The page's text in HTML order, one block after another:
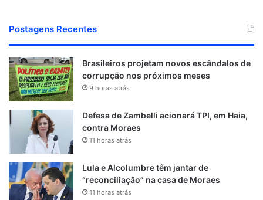
Postagens Recentes
Brasileiros projetam novos escândalos de
corrupção nos próximos meses
9 horas atrás
Defesa de Zambelli acionará TPI, em Haia,
contra Moraes
11 horas atrás
Lula e Alcolumbre têm jantar de
“reconciliação” na casa de Moraes
11 horas atrás